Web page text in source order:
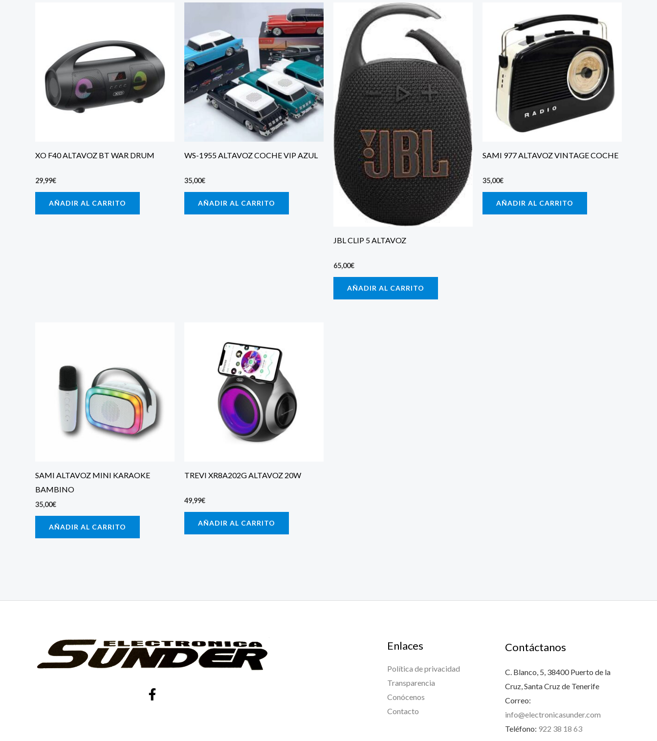
XO F40 ALTAVOZ BT WAR DRUM
29,99€
AÑADIR AL CARRITO
WS-1955 ALTAVOZ COCHE VIP AZUL
35,00€
AÑADIR AL CARRITO
JBL CLIP 5 ALTAVOZ
65,00€
AÑADIR AL CARRITO
SAMI 977 ALTAVOZ VINTAGE COCHE
35,00€
AÑADIR AL CARRITO
SAMI ALTAVOZ MINI KARAOKE
BAMBINO
35,00€
AÑADIR AL CARRITO
TREVI XR8A202G ALTAVOZ 20W
49,99€
AÑADIR AL CARRITO
Enlaces
Política de privacidad
Transparencia
Conócenos
Contacto
Contáctanos
C. Blanco, 5, 38400 Puerto de la
Cruz, Santa Cruz de Tenerife
Correo:
info@electronicasunder.com
Teléfono: 922 38 18 63